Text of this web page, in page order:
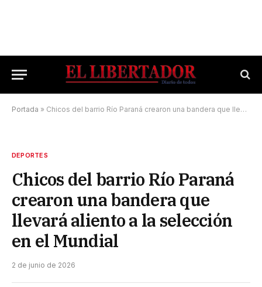
Portada » Chicos del barrio Río Paraná crearon una bandera que llevará aliento a la selección en el Mundial
DEPORTES
Chicos del barrio Río Paraná
crearon una bandera que
llevará aliento a la selección
en el Mundial
2 de junio de 2026